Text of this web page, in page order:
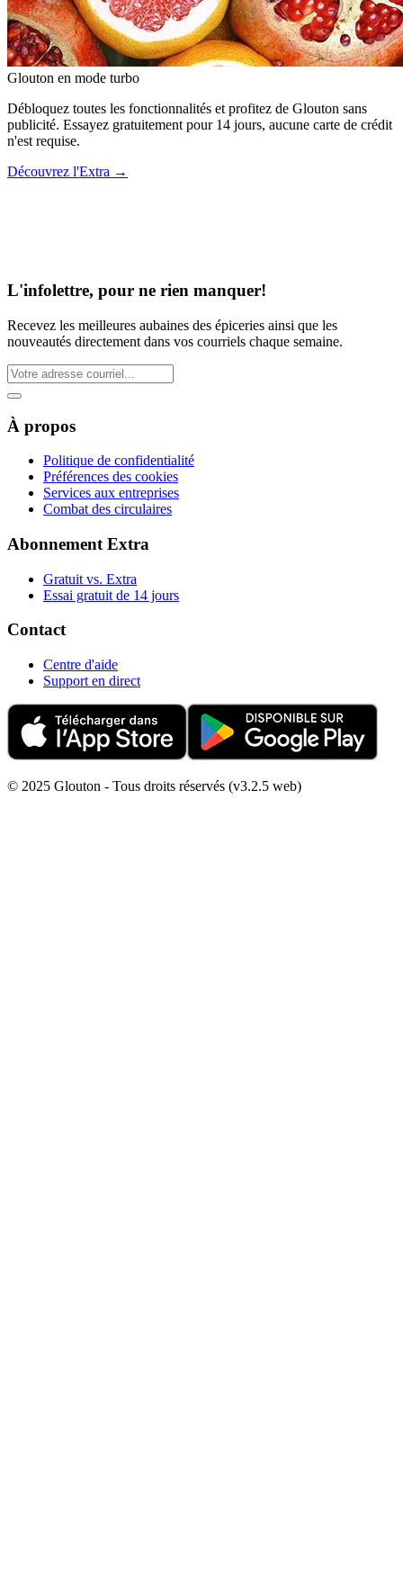
Glouton en mode turbo
Débloquez toutes les fonctionnalités et profitez de Glouton sans
publicité. Essayez gratuitement pour 14 jours, aucune carte de crédit
n'est requise.
Découvrez l'Extra →
L'infolettre, pour ne rien manquer!
Recevez les meilleures aubaines des épiceries ainsi que les
nouveautés directement dans vos courriels chaque semaine.
À propos
Politique de confidentialité
Préférences des cookies
Services aux entreprises
Combat des circulaires
Abonnement Extra
Gratuit vs. Extra
Essai gratuit de 14 jours
Contact
Centre d'aide
Support en direct
© 2025 Glouton - Tous droits réservés (v3.2.5 web)